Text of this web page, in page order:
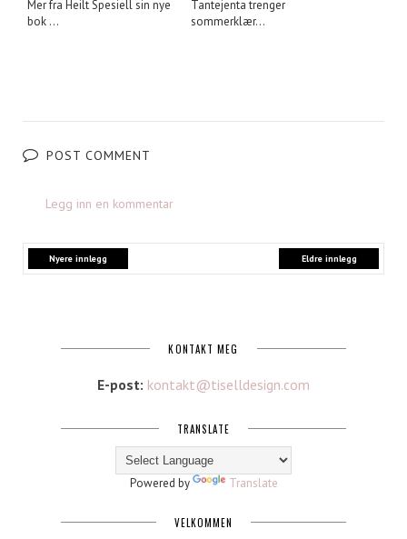
Mer fra Heilt Spesiell sin nye
bok ...
Tantejenta trenger
sommerklær...
POST COMMENT
Legg inn en kommentar
Nyere innlegg Eldre innlegg
KONTAKT MEG
E-post: kontakt@tiselldesign.com
TRANSLATE
Powered by Translate
VELKOMMEN